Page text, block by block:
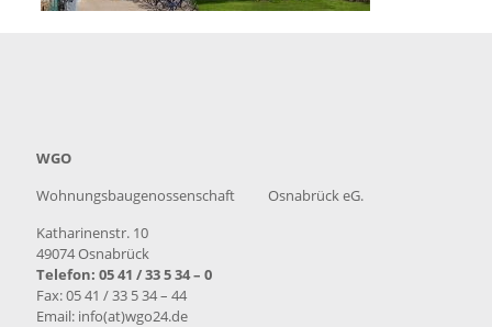
WGO
Wohnungsbaugenossenschaft Osnabrück eG.
Katharinenstr. 10
49074 Osnabrück
Telefon: 05 41 / 33 5 34 – 0
Fax: 05 41 / 33 5 34 – 44
Email: info(at)wgo24.de